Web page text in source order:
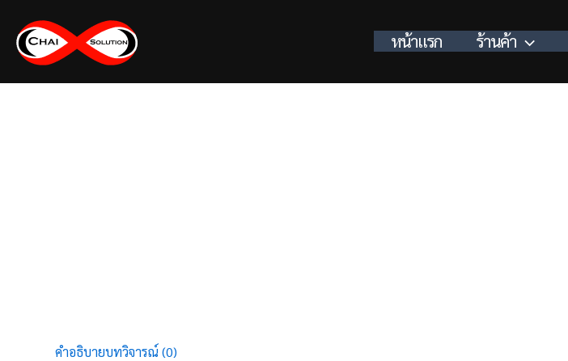
content
หน้าแรก ร้านค้า
คำอธิบายบทวิจารณ์ (0)